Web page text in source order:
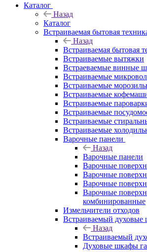
Каталог
Назад
Каталог
Встраиваемая бытовая
Назад
Встраиваемая бытовая
Встраиваемые вытяжки
Встраеваемые винные
Встраиваемые
Встраиваемые
Встраиваемые
Встраиваемые
Встраиваемые
Встраиваемые
Встраиваемые
Варочные панели
Назад
Варочные панели
Варочные
Варочные
Варочные
Варочные
комбинированные
Измельчители отходов
Встраиваемый
Назад
Встраиваемый
Духовые шкафы